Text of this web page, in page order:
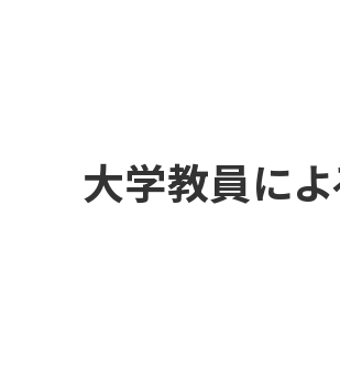
大学教員に